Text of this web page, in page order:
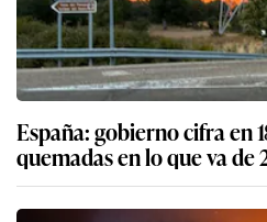
España: gobierno cifra en
quemadas en lo que va de